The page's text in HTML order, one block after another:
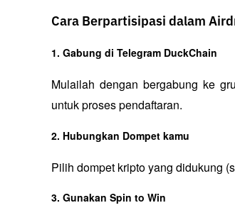
Cara Berpartisipasi dalam
1. Gabung di Telegram DuckChain
Mulailah dengan bergabung ke
untuk proses pendaftaran.
2. Hubungkan Dompet kamu
Pilih dompet kripto yang didukung
3. Gunakan Spin to Win